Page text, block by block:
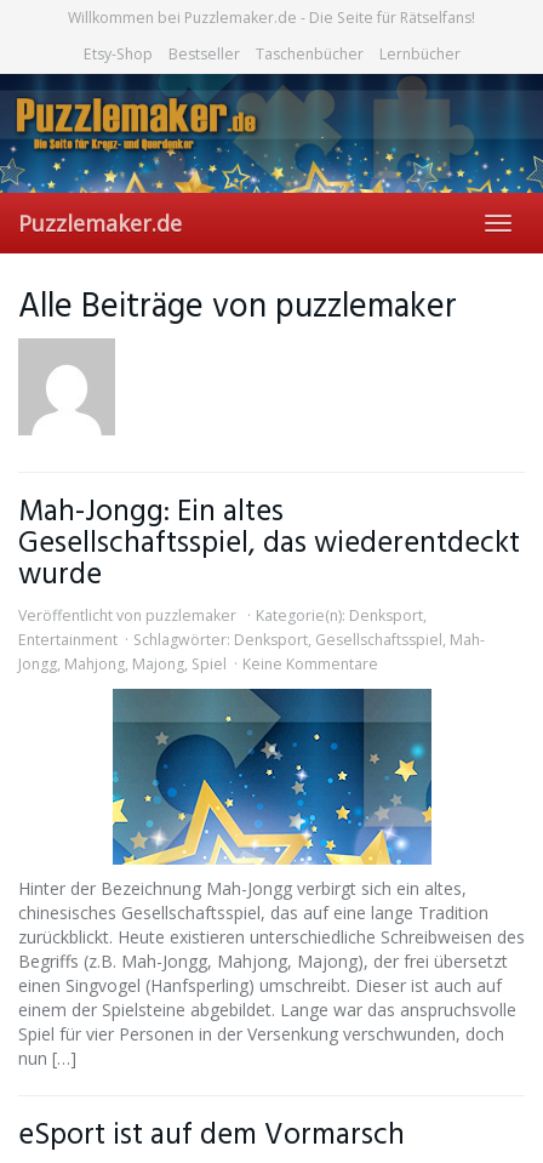
Willkommen bei Puzzlemaker.de - Die Seite für Rätselfans!
Etsy-Shop
Bestseller Taschenbücher Lernbücher
Puzzlemaker.de
Alle Beiträge von puzzlemaker
Mah-Jongg: Ein altes
Gesellschaftsspiel, das wiederentdeckt
wurde
Veröffentlicht von puzzlemaker Kategorie(n): Denksport,
Entertainment
Schlagwörter: Denksport, Gesellschaftsspiel, Mah-
Jongg, Mahjong, Majong, Spiel Keine Kommentare
Hinter der Bezeichnung Mah-Jongg verbirgt sich ein altes,
chinesisches Gesellschaftsspiel, das auf eine lange Tradition
zurückblickt. Heute existieren unterschiedliche Schreibweisen des
Begriffs (z.B. Mah-Jongg, Mahjong, Majong), der frei übersetzt
einen Singvogel (Hanfsperling) umschreibt. Dieser ist auch auf
einem der Spielsteine abgebildet. Lange war das anspruchsvolle
Spiel für vier Personen in der Versenkung verschwunden, doch
nun […]
eSport ist auf dem Vormarsch